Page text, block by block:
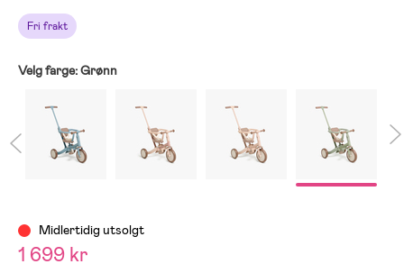
Fri frakt
Velg farge:Grønn
Midlertidig utsolgt
1 699 kr